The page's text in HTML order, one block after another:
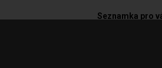
Seznamka pro